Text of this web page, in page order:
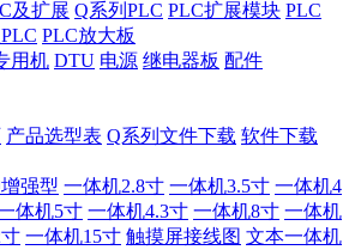
及扩展 Q系列PLC PLC扩展模块 PLC
PLC放大板
用机 DTU 电源 继电器板 配件
产品选型表 Q系列文件下载 软件下载
强型 一体机2.8寸 一体机3.5寸 一体机4
体机5寸 一体机4.3寸 一体机8寸 一体机
一体机15寸 触摸屏接线图 文本一体机